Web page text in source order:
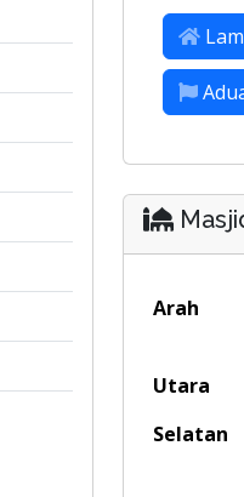
Arah
Utara
Selatan